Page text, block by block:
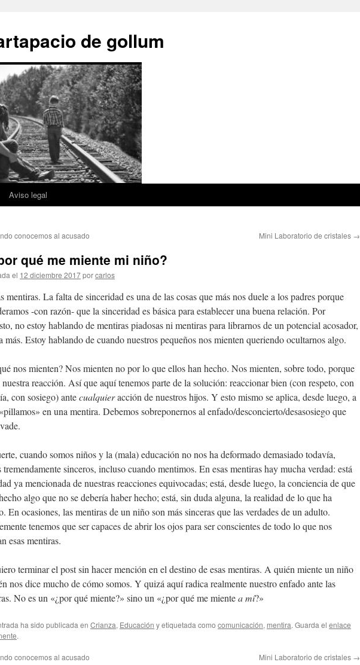
de gollum
Aviso legal
conocemos al acusado Mini Laboratorio de cristales →
qué me miente mi niño?
el 12 diciembre 2017porcarlos
mentiras. La falta de sinceridad es una de las cosas que más nos duele a los padres porque
-con razón- que la sinceridad es básica para establecer una buena relación. Por
no estoy hablando de mentiras piadosas ni mentiras para librarnos de un potencial acosador,
más. Estoy hablando de cuando nuestros pequeños nos mienten queriendo ocultarnos algo.
nos mienten? Nos mienten no por lo que ellos han hecho. Nos mienten, sobre todo, porque
nuestra reacción. Así que aquí tenemos parte de la solución: reaccionar bien (con respeto, con
con sosiego) antecualquieracción de nuestros hijos. Y esto mismo se aplica, desde luego, a
en una mentira. Debemos sobreponernos al enfado/desconcierto/desasosiego que
cuando somos niños y la (mala) educación no nos ha deformado demasiado todavía,
tremendamente sinceros, incluso cuando mentimos. En esas mentiras hay mucha verdad: está
ya mencionada de nuestras reacciones equivocadas; está, desde luego, la conciencia de que
algo que no se debería haber hecho; está, sin duda alguna, la realidad de lo que ha
En ocasiones, las mentiras de un niño son más sinceras que las verdades de un adulto.
tenemos que ser capaces de abrir los ojos para ser conscientes de todo lo que nos
esas mentiras.
terminar el post sin hacer mención en el destino de esas mentiras. A quién miente un niño
nos dice mucho de cómo somos. Y quizá aquí radica realmente nuestro enfado ante las
No es un «¿por qué miente?» sino un «¿por qué me mientea mí?»
ha sido publicada en Crianza, Educación y etiquetada como comunicación, mentira. Guarda el enlace
.
conocemos al acusado Mini Laboratorio de cristales →